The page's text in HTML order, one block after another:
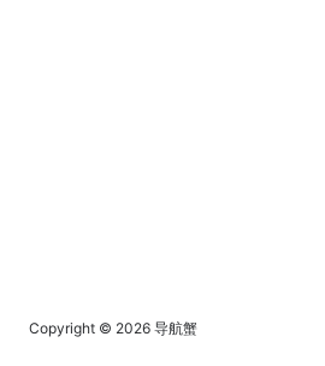
Copyright © 2026 导航蟹